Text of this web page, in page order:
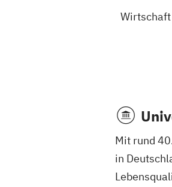
Mit rund
in